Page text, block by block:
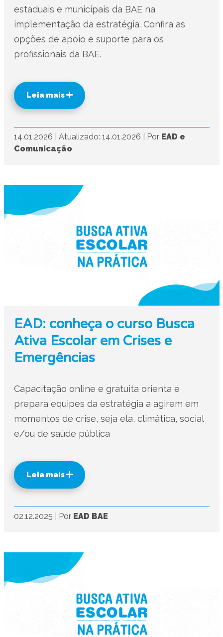
estaduais e municipais da BAE na
implementação da estratégia. Confira as
opções de apoio e suporte para os
profissionais da BAE.
Leia mais
14.01.2026 Atualizado: 14.01.2026 Por EAD e
Comunicação
EAD: conheça o curso Busca
Ativa Escolar em Crises e
Emergências
Capacitação online e gratuita orienta e
prepara equipes da estratégia a agirem em
momentos de crise, seja ela, climática, social
e/ou de saúde pública
Leia mais
02.12.2025 Por EAD BAE